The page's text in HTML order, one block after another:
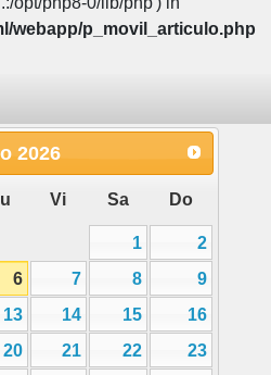
webapp/p_movil_articulo.php
2026
Vi Sa Do
1
2
6 7 8
9
13 14 15
16
20 21 22
23